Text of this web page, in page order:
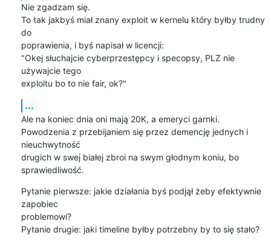
Nie zgadzam się.
To tak jakbyś miał znany exploit w kernelu który byłby trudny
do
poprawienia, i byś napisał w licencji:
"Okej słuchajcie cyberprzestępcy i specopsy, PLZ nie
używajcie tego
exploitu bo to nie fair, ok?"
...
Ale na koniec dnia oni mają 20K, a emeryci garnki.
Powodzenia z przebijaniem się przez demencję jednych i
nieuchwytność
drugich w swej białej zbroi na swym głodnym koniu, bo
sprawiedliwość.
Pytanie pierwsze: jakie działania byś podjął żeby efektywnie
zapobiec
problemowi?
Pytanie drugie: jaki timeline byłby potrzebny by to się stało?